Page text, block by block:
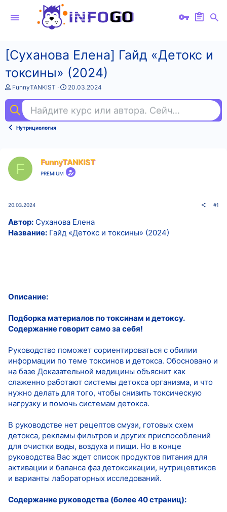
[Суханова Елена] Гайд «Детокс и
токсины» (2024)
А
т
о
т
FunnyTANKIST
Д
а
н
а
20.03.2024
Найдите курс или автора. Сейчас ищут
Нутрициология
F FunnyTANKIST
PREMIUM
20.03.2024 #1
Автор: Суханова Елена
Название: Гайд «Детокс и токсины» (2024)
Описание:
Подборка материалов по токсинам и детоксу.
Содержание говорит само за себя!
Руководство поможет сориентироваться с обилии
информации по теме токсинов и детокса. Обосновано и
на базе Доказательной медицины объяснит как
слаженно работают системы детокса организма, и что
нужно делать для того, чтобы снизить токсическую
нагрузку и помочь системам детокса.
В руководстве нет рецептов смузи, готовых схем
детокса, рекламы фильтров и других приспособлений
для очистки воды, воздуха и пищи. Но в конце
руководства Вас ждет список продуктов питания для
активации и баланса фаз детоксикации, нутрицевтиков
и варианты лабораторных исследований.
Содержание руководства (более 40 страниц):